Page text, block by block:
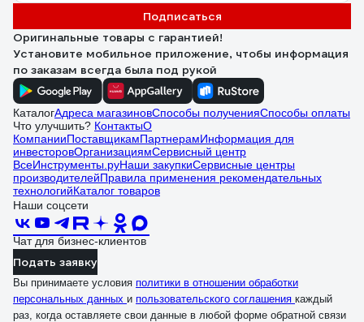
Подписаться
Оригинальные товары с гарантией!
Установите мобильное приложение, чтобы информация
по заказам всегда была под рукой
КаталогАдреса магазиновСпособы полученияСпособы оплаты
Что улучшить? КонтактыО
КомпанииПоставщикамПартнерамИнформация для
инвесторовОрганизациямСервисный центр
ВсеИнструменты.руНаши закупкиСервисные центры
производителейПравила применения рекомендательных
технологийКаталог товаров
Наши соцсети
Чат для бизнес-клиентов
Подать заявку
Вы принимаете условия политики в отношении обработки
персональных данных и пользовательского соглашения каждый
раз, когда оставляете свои данные в любой форме обратной связи